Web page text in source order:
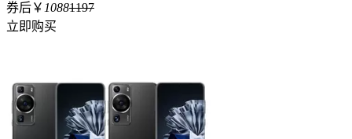
券后￥ 10881197
立即购买